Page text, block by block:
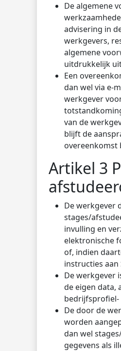
De algemene
advisering in
werkgevers,
algemene
uitdrukkelijk
Een
dan wel via e-
werkgever
van de
blijft de
overeenkomst
Artikel 3
De werkgever
stages/
invulling en
elektronische
of, indien
instructies aan
De werkgever
de eigen data,
bedrijfsprofiel-
De door de
worden
dan wel
gegevens als